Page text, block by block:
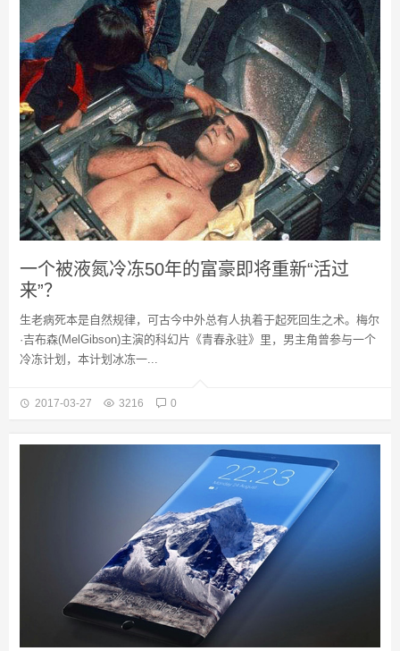
一个被液氮冷冻50年的富豪即将重新“活过
来”？
生老病死本是自然规律，可古今中外总有人执着于起死回生之术。梅尔
·吉布森(MelGibson)主演的科幻片《青春永驻》里，男主角曾参与一个
冷冻计划，本计划冰冻一...
2017-03-27 3216 0